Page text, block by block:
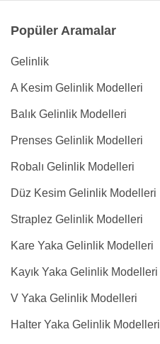
Popüler Aramalar
Gelinlik
A Kesim Gelinlik Modelleri
Balık Gelinlik Modelleri
Prenses Gelinlik Modelleri
Robalı Gelinlik Modelleri
Düz Kesim Gelinlik Modelleri
Straplez Gelinlik Modelleri
Kare Yaka Gelinlik Modelleri
Kayık Yaka Gelinlik Modelleri
V Yaka Gelinlik Modelleri
Halter Yaka Gelinlik Modelleri